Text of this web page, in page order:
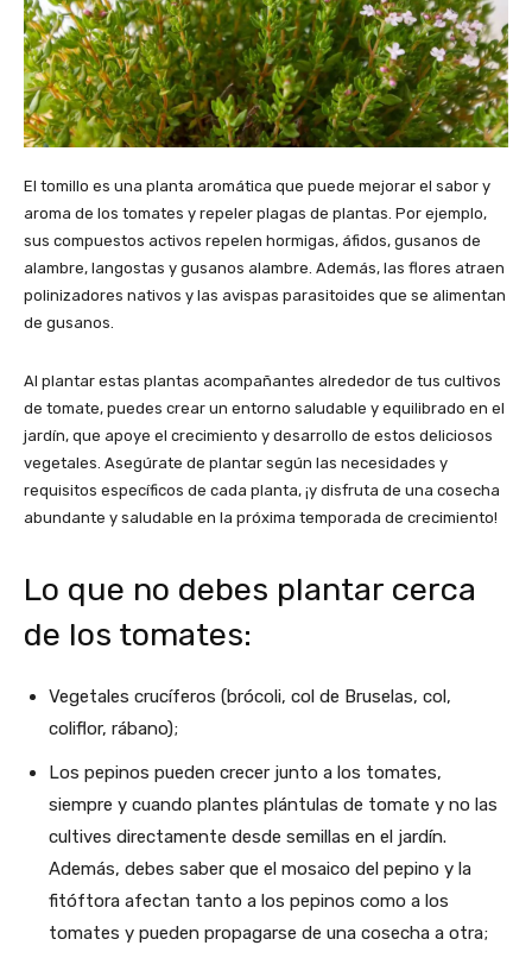
El tomillo es una planta aromática que puede mejorar el sabor y
aroma de los tomates y repeler plagas de plantas. Por ejemplo,
sus compuestos activos repelen hormigas, áfidos, gusanos de
alambre, langostas y gusanos alambre. Además, las flores atraen
polinizadores nativos y las avispas parasitoides que se alimentan
de gusanos.
Al plantar estas plantas acompañantes alrededor de tus cultivos
de tomate, puedes crear un entorno saludable y equilibrado en el
jardín, que apoye el crecimiento y desarrollo de estos deliciosos
vegetales. Asegúrate de plantar según las necesidades y
requisitos específicos de cada planta, ¡y disfruta de una cosecha
abundante y saludable en la próxima temporada de crecimiento!
Lo que no debes plantar cerca
de los tomates:
Vegetales crucíferos (brócoli, col de Bruselas, col,
coliflor, rábano);
Los pepinos pueden crecer junto a los tomates,
siempre y cuando plantes plántulas de tomate y no las
cultives directamente desde semillas en el jardín.
Además, debes saber que el mosaico del pepino y la
fitóftora afectan tanto a los pepinos como a los
tomates y pueden propagarse de una cosecha a otra;